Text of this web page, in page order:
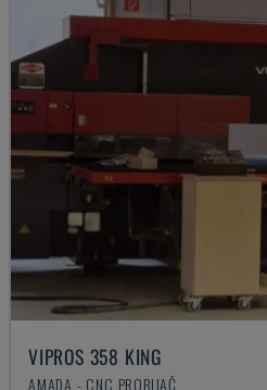
VIPROS 358 KING
AMADA - CNC PROBIJAČ